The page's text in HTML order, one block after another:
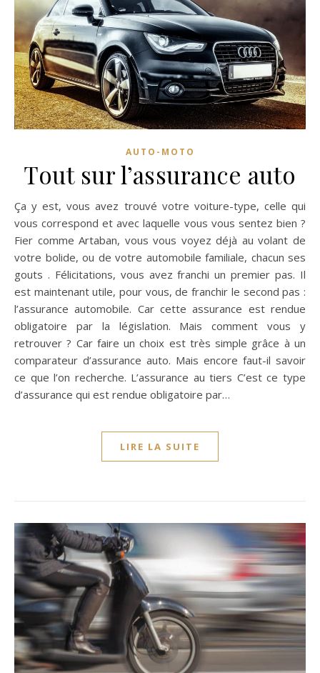
AUTO-MOTO
Tout sur l’assurance auto
Ça y est, vous avez trouvé votre voiture-type, celle qui
vous correspond et avec laquelle vous vous sentez bien ?
Fier comme Artaban, vous vous voyez déjà au volant de
votre bolide, ou de votre automobile familiale, chacun ses
gouts . Félicitations, vous avez franchi un premier pas. Il
est maintenant utile, pour vous, de franchir le second pas :
l’assurance automobile. Car cette assurance est rendue
obligatoire par la législation. Mais comment vous y
retrouver ? Car faire un choix est très simple grâce à un
comparateur d’assurance auto. Mais encore faut-il savoir
ce que l’on recherche. L’assurance au tiers C’est ce type
d’assurance qui est rendue obligatoire par…
LIRE LA SUITE